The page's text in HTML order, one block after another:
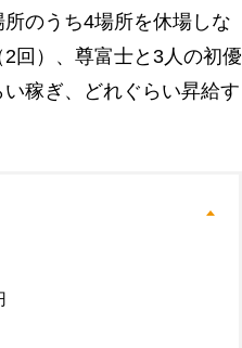
のうち4場所を休場しな
回）、尊富士と3人の初優
稼ぎ、どれぐらい昇給す